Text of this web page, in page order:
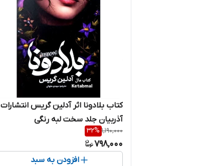
کتاب بلادونا اثر آدلین گریس انتشارات
آذربیان جلد سخت لبه رنگی
1,190,000
32%
798,000
افزودن به سبد